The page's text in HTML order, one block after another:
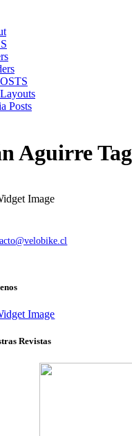
Posts
Aguirre Tag
Revistas